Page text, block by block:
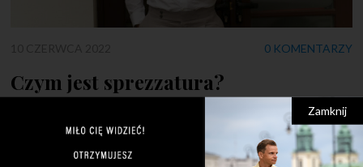
0 KOMENTARZY
Czym jest sprezzatura?
Pozornie źle zawiązany krawat? Rozpięte mankiety? Czy to
błędy? Nie! To sprezzatura! Wiele osób często pyta mnie –
czym jest sprezzatura? Wyjaśnienie tego pojęcia jest
Zamknij